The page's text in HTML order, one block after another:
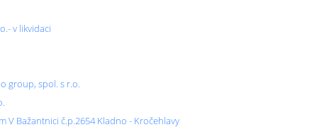
v likvidaci
group, spol. s r.o.
V Bažantnici č.p.2654 Kladno - Kročehlavy